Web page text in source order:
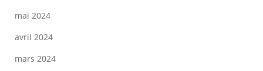
mai 2024
avril 2024
mars 2024